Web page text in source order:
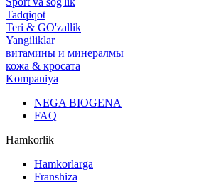
Tadqiqot
Teri & GO'zallik
Yangiliklar
витамины и минералмы
кожа & кросата
Kompaniya
NEGA BIOGENA
FAQ
Hamkorlik
Hamkorlarga
Franshiza